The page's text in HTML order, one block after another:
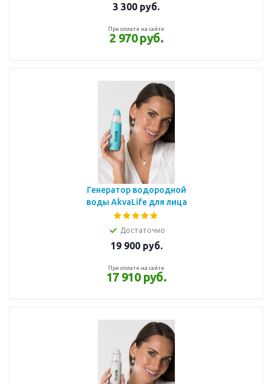
3 300 руб.
При оплате на сайте
2 970 руб.
Генератор водородной
воды AkvaLife для лица
Достаточно
19 900руб.
При оплате на сайте
17 910 руб.